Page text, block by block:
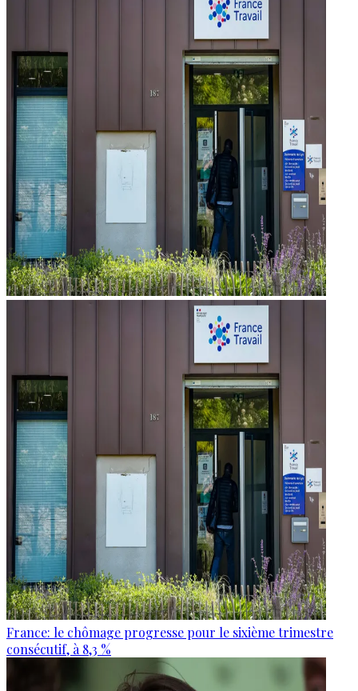
France: le chômage progresse pour le sixième trimestre
consécutif, à 8,3 %